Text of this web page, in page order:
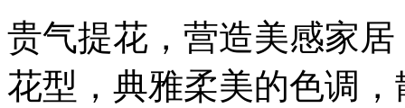
贵气提花，营造美感家
花型，典雅柔美的色调